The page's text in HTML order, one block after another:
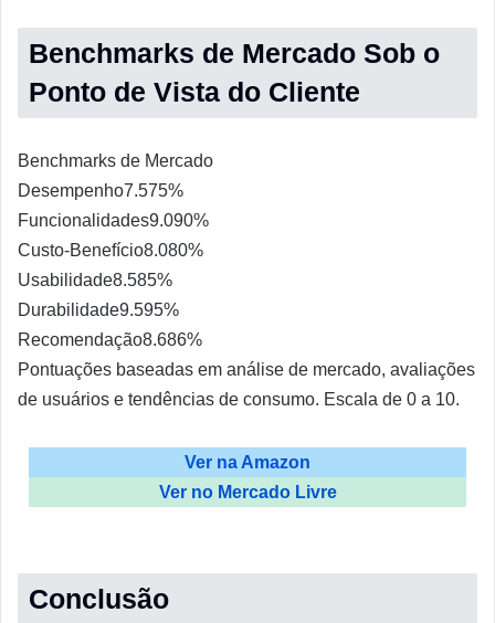
Benchmarks de Mercado Sob o
Ponto de Vista do Cliente
Benchmarks de Mercado
Desempenho7.575%
Funcionalidades9.090%
Custo-Benefício8.080%
Usabilidade8.585%
Durabilidade9.595%
Recomendação8.686%
Pontuações baseadas em análise de mercado, avaliações
de usuários e tendências de consumo. Escala de 0 a 10.
Ver na Amazon
Ver no Mercado Livre
Conclusão